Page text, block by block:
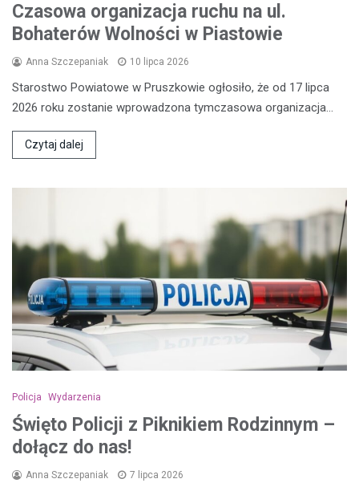
Czasowa organizacja ruchu na ul.
Bohaterów Wolności w Piastowie
Anna Szczepaniak 10 lipca 2026
Starostwo Powiatowe w Pruszkowie ogłosiło, że od 17 lipca
2026 roku zostanie wprowadzona tymczasowa organizacja…
Czytaj dalej
Policja Wydarzenia
Święto Policji z Piknikiem Rodzinnym –
dołącz do nas!
Anna Szczepaniak 7 lipca 2026